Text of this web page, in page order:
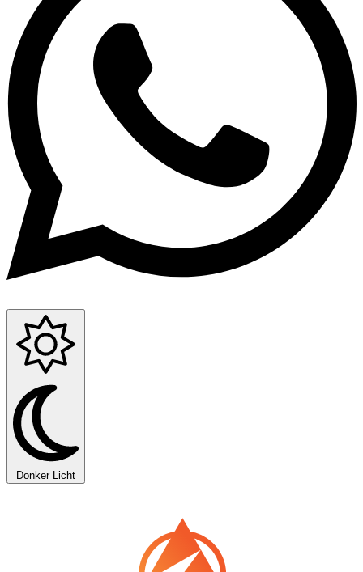
Donker Licht